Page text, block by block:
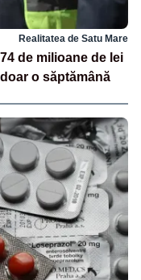
Realitatea de Satu Mare
de milioane de lei
o săptămână